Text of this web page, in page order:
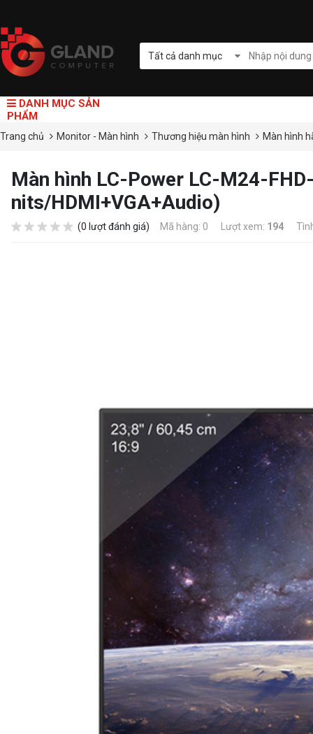
Tất cả danh mục
DANH MỤC SẢN
PHẨM
Trang chủ Monitor - Màn hình Thương hiệu màn hình Màn hình
Màn hình LC-Power LC-M24-
nits/HDMI+VGA+Audio)
(0 lượt đánh giá) Mã hàng: 0 Lượt xem: 194